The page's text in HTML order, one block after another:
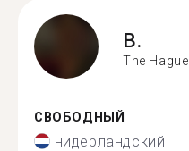
B.
The Hague
СВОБОДНЫЙ
нидерландский